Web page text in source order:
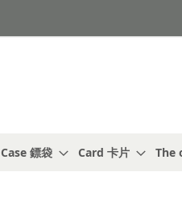
Case 鏢袋 Card 卡片 The